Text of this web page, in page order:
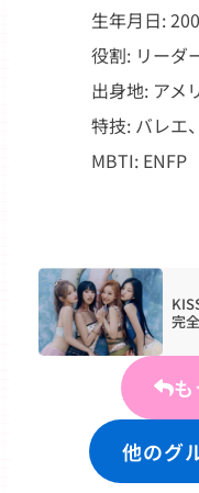
生年月日:
役割: リーダ
出身地: アメ
特技: バレエ
MBTI: ENFP
完
も
他のグ